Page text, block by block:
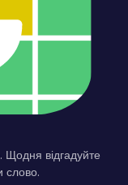
відгадуйте
слово.